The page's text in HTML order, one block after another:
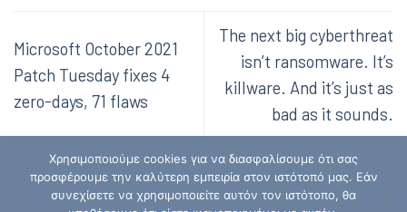
Microsoft October 2021
Patch Tuesday fixes 4
zero-days, 71 flaws
The next big cyberthreat
isn’t ransomware. It’s
killware. And it’s just as
bad as it sounds.
Χρησιμοποιούμε cookies για να διασφαλίσουμε ότι σας
προσφέρουμε την καλύτερη εμπειρία στον ιστότοπό μας. Εάν
συνεχίσετε να χρησιμοποιείτε αυτόν τον ιστότοπο, θα